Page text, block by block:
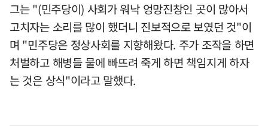
그는 "(민주당이) 사회가 워낙 엉망진창인 곳이 많아서
고치자는 소리를 많이 했더니 진보적으로 보였던 것"이
며 "민주당은 정상사회를 지향해왔다. 주가 조작을 하면
처벌하고 해병들 물에 빠뜨려 죽게 하면 책임지게 하자
는 것은 상식"이라고 말했다.